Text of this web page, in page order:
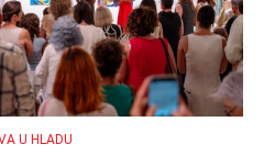
U HLADU